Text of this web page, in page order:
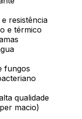
resistência
e térmico
fungos
qualidade
macio)